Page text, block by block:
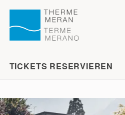
TICKETS RESERVIEREN